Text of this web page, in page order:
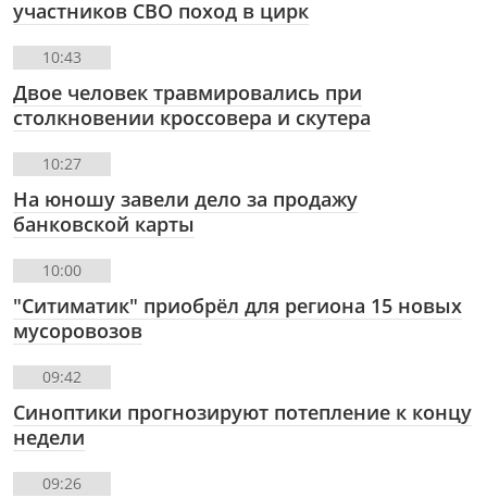
участников СВО поход в цирк
10:43
Двое человек травмировались при
столкновении кроссовера и скутера
10:27
На юношу завели дело за продажу
банковской карты
10:00
"Ситиматик" приобрёл для региона 15 новых
мусоровозов
09:42
Синоптики прогнозируют потепление к концу
недели
09:26